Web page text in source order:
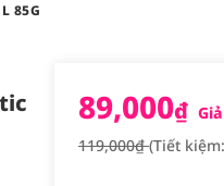
85G
89,000₫
119,000₫(Tiết